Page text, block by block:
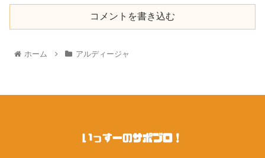
コメントを書き込む
ホーム アルディージャ